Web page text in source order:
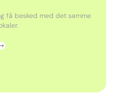
få besked med det samme